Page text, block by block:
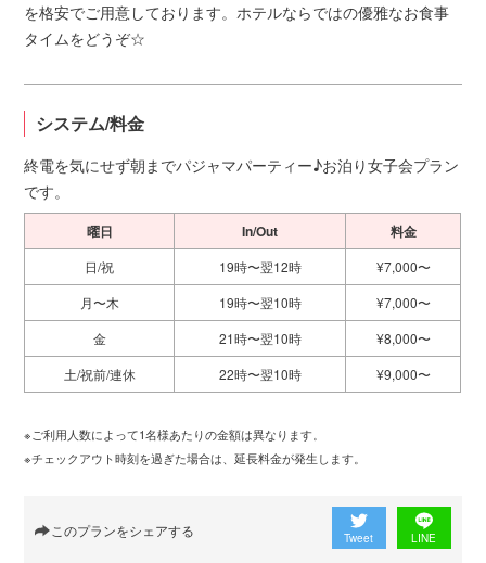
を格安でご用意しております。ホテルならではの優雅なお食事
タイムをどうぞ☆
システム/料金
終電を気にせず朝までパジャマパーティー♪お泊り女子会プラン
です。
曜日 In/Out 料金
日/祝 19時〜翌12時
¥7,000〜
月〜木
19時〜翌10時
¥7,000〜
金
21時〜翌10時
¥8,000〜
土/祝前/連休
22時〜翌10時 ¥9,000〜
※ご利用人数によって1名様あたりの金額は異なります。
※チェックアウト時刻を過ぎた場合は、延長料金が発生します。
このプランをシェアする Tweet LINE